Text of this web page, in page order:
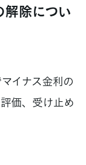
除につい
イナス金利の
価、受け止め